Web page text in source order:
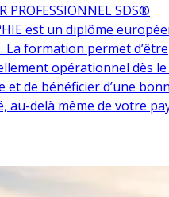
PROFESSIONNEL SDS®
est un diplôme
La formation permet d’être
opérationnel dès le
et de bénéficier d’une
au-delà même de votre